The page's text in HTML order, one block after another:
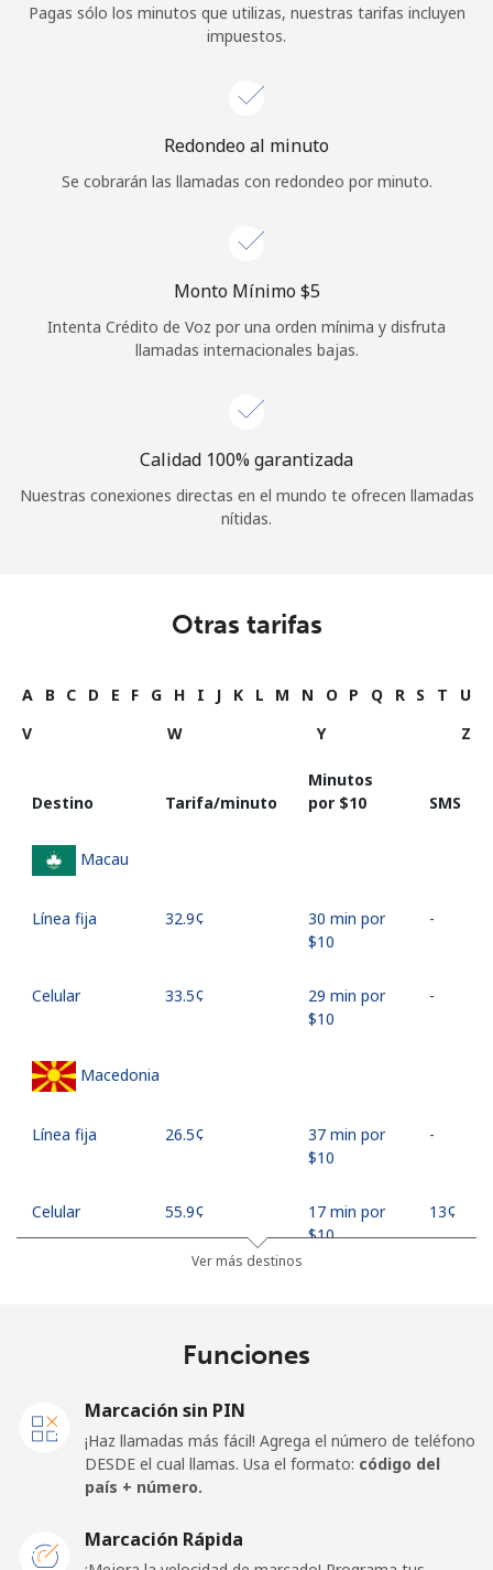
o
Continuar con
Pagas sólo los minutos que utilizas, nuestras tarifas incluyen
impuestos.
Redondeo al minuto
Se cobrarán las llamadas con redondeo por minuto.
Monto Mínimo ⁦$5⁩
Intenta Crédito de Voz por una orden mínima y disfruta
llamadas internacionales bajas.
Calidad 100% garantizada
Nuestras conexiones directas en el mundo te ofrecen llamadas
nítidas.
Otras tarifas
A B C D E F G H I J K L M N O P Q R S T
U
V
W Y Z
Destino Tarifa/minuto
Minutos
por ⁦$10⁩
SMS
Macau
Línea fija ⁦32.9¢⁩
30 min por
⁦$10⁩
-
Celular ⁦33.5¢⁩
29 min por
⁦$10⁩
-
Macedonia
Línea fija ⁦26.5¢⁩
37 min por
⁦$10⁩
-
Celular ⁦55.9¢⁩
17 min por
⁦$10⁩
⁦13¢⁩
⁦81.9¢⁩
12 min por
Celular
⁦$10⁩
Ver más destinos
Funciones
Marcación sin PIN
¡Haz llamadas más fácil! Agrega el número de teléfono
DESDE el cual llamas. Usa el formato: código del
país + número.
Marcación Rápida